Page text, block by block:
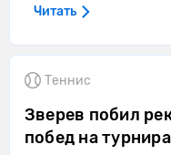
Читать
Теннис
Зверев побил
побед на